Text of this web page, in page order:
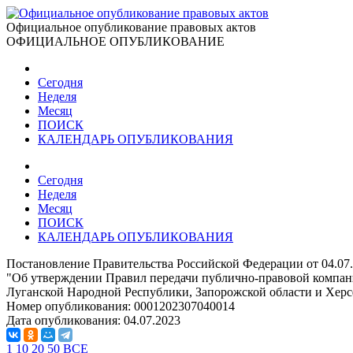
Официальное опубликование правовых актов
ОФИЦИАЛЬНОЕ ОПУБЛИКОВАНИЕ
Сегодня
Неделя
Месяц
ПОИСК
КАЛЕНДАРЬ ОПУБЛИКОВАНИЯ
Сегодня
Неделя
Месяц
ПОИСК
КАЛЕНДАРЬ ОПУБЛИКОВАНИЯ
Постановление Правительства Российской Федерации от
"Об утверждении Правил передачи публично-правовой
Луганской Народной Республики, Запорожской области и
Номер опубликования: 0001202307040014
Дата опубликования: 04.07.2023
1 10 20 50 ВСЕ